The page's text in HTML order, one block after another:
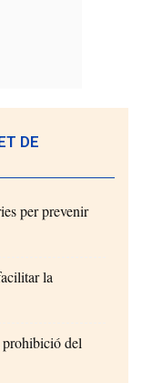
DE
per prevenir
la
del